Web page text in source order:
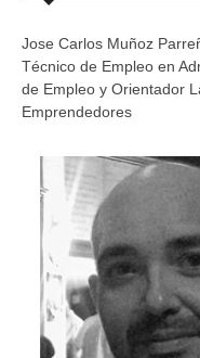
Jose Carlos Muñoz
Técnico de Empleo en
de Empleo y Orientador
Emprendedores